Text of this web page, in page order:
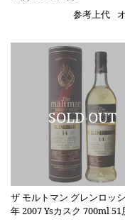
参考上代
ザ モルトマン グレンロッ
年 2007 Ysカスク 700ml 51